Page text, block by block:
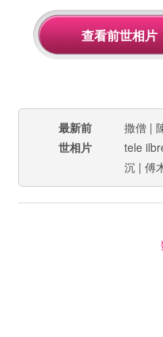
最新前
世相片
撒僧 |
tele
沉 | 傅